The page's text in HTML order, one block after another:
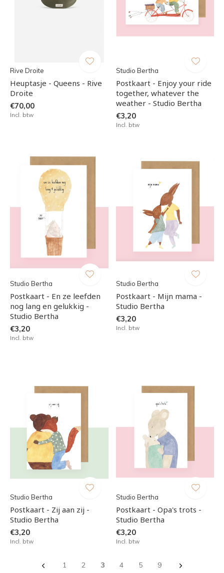
Rive Droite
Heuptasje - Queens - Rive
Droite
€70,00
Incl. btw
Studio Bertha
Postkaart - Enjoy your ride
together, whatever the
weather - Studio Bertha
€3,20
Incl. btw
Studio Bertha
Postkaart - En ze leefden
nog lang en gelukkig -
Studio Bertha
€3,20
Incl. btw
Studio Bertha
Postkaart - Mijn mama -
Studio Bertha
€3,20
Incl. btw
Studio Bertha
Postkaart - Zij aan zij -
Studio Bertha
€3,20
Incl. btw
Studio Bertha
Postkaart - Opa's trots -
Studio Bertha
€3,20
Incl. btw
1 2 3 4 5 9